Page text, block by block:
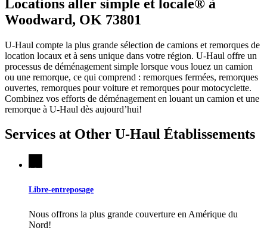
Locations aller simple et locale® à
Woodward, OK 73801
U-Haul compte la plus grande sélection de camions et remorques de
location locaux et à sens unique dans votre région. U-Haul offre un
processus de déménagement simple lorsque vous louez un camion
ou une remorque, ce qui comprend : remorques fermées, remorques
ouvertes, remorques pour voiture et remorques pour motocyclette.
Combinez vos efforts de déménagement en louant un camion et une
remorque à U-Haul dès aujourd’hui!
Services at Other U-Haul Établissements
Libre-entreposage
Nous offrons la plus grande couverture en Amérique du
Nord!